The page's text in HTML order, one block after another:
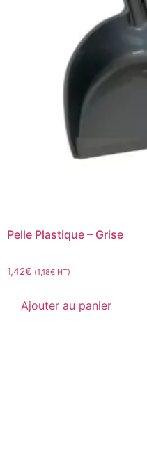
Pelle Plastique – Grise
1,42€ (1,18€ HT)
Ajouter au panier